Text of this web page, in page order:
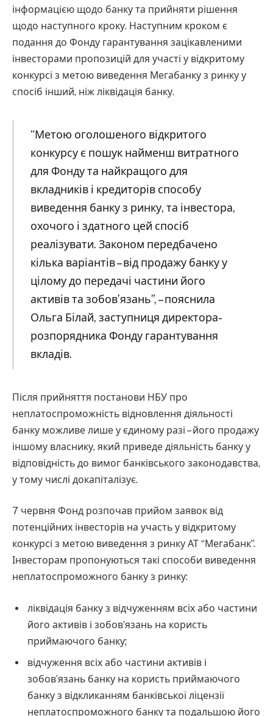
інформацією щодо банку та прийняти рішення
щодо наступного кроку. Наступним кроком є
подання до Фонду гарантування зацікавленими
інвесторами пропозицій для участі у відкритому
конкурсі з метою виведення Мегабанку з ринку у
спосіб інший, ніж ліквідація банку.
“Метою оголошеного відкритого
конкурсу є пошук найменш витратного
для Фонду та найкращого для
вкладників і кредиторів способу
виведення банку з ринку, та інвестора,
охочого і здатного цей спосіб
реалізувати. Законом передбачено
кілька варіантів – від продажу банку у
цілому до передачі частини його
активів та зобов’язань”, – пояснила
Ольга Білай, заступниця директора-
розпорядника Фонду гарантування
вкладів.
Після прийняття постанови НБУ про
неплатоспроможність відновлення діяльності
банку можливе лише у єдиному разі – його продажу
іншому власнику, який приведе діяльність банку у
відповідність до вимог банківського законодавства,
у тому числі докапіталізує.
7 червня Фонд розпочав прийом заявок від
потенційних інвесторів на участь у відкритому
конкурсі з метою виведення з ринку АТ “Мегабанк”.
Інвесторам пропонуються такі способи виведення
неплатоспроможного банку з ринку:
ліквідація банку з відчуженням всіх або частини
його активів і зобов’язань на користь
приймаючого банку;
відчуження всіх або частини активів і
зобов’язань банку на користь приймаючого
банку з відкликанням банківської ліцензії
неплатоспроможного банку та подальшою його